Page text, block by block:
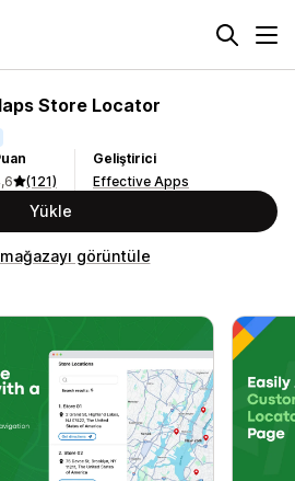
Store Locator
(121)
Geliştirici
Effective Apps
Yükle
görüntüle